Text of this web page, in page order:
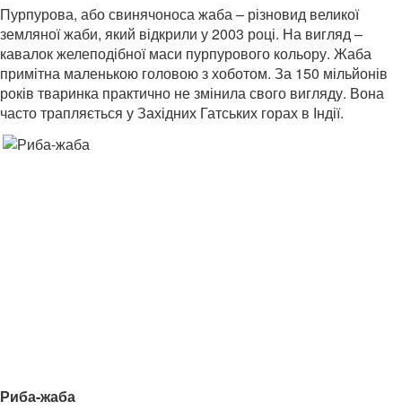
Пурпурова, або свинячоноса жаба – різновид великої
земляної жаби, який відкрили у 2003 році. На вигляд –
кавалок желеподібної маси пурпурового кольору. Жаба
примітна маленькою головою з хоботом. За 150 мільйонів
років тваринка практично не змінила свого вигляду. Вона
часто трапляється у Західних Гатських горах в Індії.
Риба-жаба